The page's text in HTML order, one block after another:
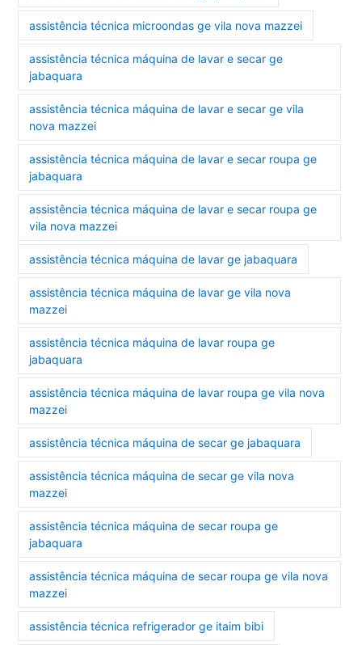
assistência técnica microondas ge vila nova mazzei
assistência técnica máquina de lavar e secar ge
jabaquara
assistência técnica máquina de lavar e secar ge vila
nova mazzei
assistência técnica máquina de lavar e secar roupa ge
jabaquara
assistência técnica máquina de lavar e secar roupa ge
vila nova mazzei
assistência técnica máquina de lavar ge jabaquara
assistência técnica máquina de lavar ge vila nova
mazzei
assistência técnica máquina de lavar roupa ge
jabaquara
assistência técnica máquina de lavar roupa ge vila nova
mazzei
assistência técnica máquina de secar ge jabaquara
assistência técnica máquina de secar ge vila nova
mazzei
assistência técnica máquina de secar roupa ge
jabaquara
assistência técnica máquina de secar roupa ge vila nova
mazzei
assistência técnica refrigerador ge itaim bibi